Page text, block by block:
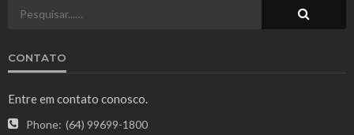
CONTATO
Entre em contato conosco.
Phone: (64) 99699-1800